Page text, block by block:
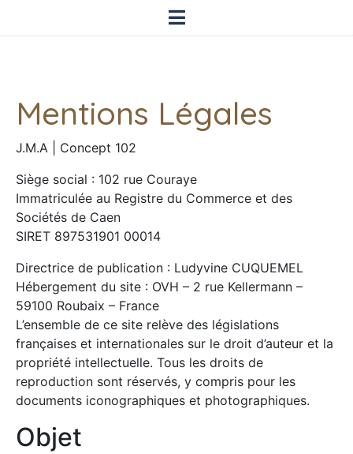
Mentions Légales
J.M.A | Concept 102
Siège social : 102 rue Couraye
Immatriculée au Registre du Commerce et des
Sociétés de Caen
SIRET 897531901 00014
Directrice de publication : Ludyvine CUQUEMEL
Hébergement du site : OVH – 2 rue Kellermann –
59100 Roubaix – France
L’ensemble de ce site relève des législations
françaises et internationales sur le droit d’auteur et la
propriété intellectuelle. Tous les droits de
reproduction sont réservés, y compris pour les
documents iconographiques et photographiques.
Objet